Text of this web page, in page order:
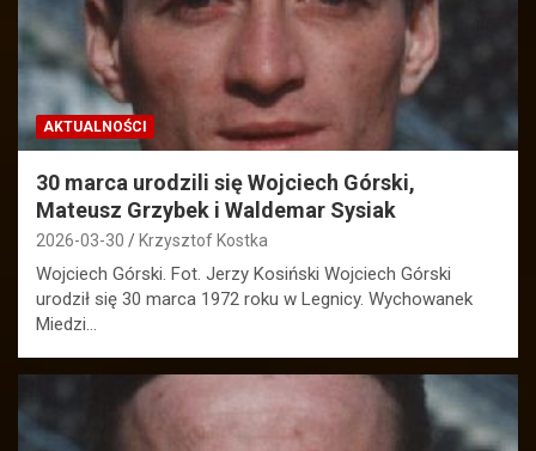
AKTUALNOŚCI
30 marca urodzili się Wojciech Górski,
Mateusz Grzybek i Waldemar Sysiak
2026-03-30 Krzysztof Kostka
Wojciech Górski. Fot. Jerzy Kosiński Wojciech Górski
urodził się 30 marca 1972 roku w Legnicy. Wychowanek
Miedzi…